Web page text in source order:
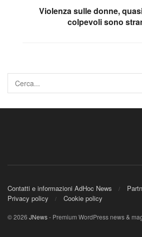
Violenza sulle donne,
colpevoli sono
Contatti e informazioni AdHoc News
Privacy policy
Cookie policy
© 2026 JNews- Premium WordPress news &